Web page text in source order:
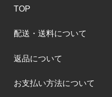
TOP
配送・送料について
返品について
お支払い方法について